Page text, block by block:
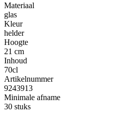
Materiaal
glas
Kleur
helder
Hoogte
21 cm
Inhoud
70cl
Artikelnummer
9243913
Minimale afname
30 stuks